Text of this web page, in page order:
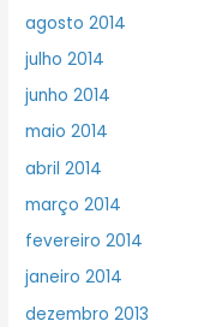
agosto 2014
julho 2014
junho 2014
maio 2014
abril 2014
março 2014
fevereiro 2014
janeiro 2014
dezembro 2013